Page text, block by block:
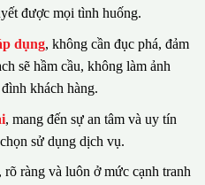
được mọi tình huống.
dụng, không cần đục phá, đảm
sẽ hầm cầu, không làm ảnh
khách hàng.
, mang đến sự an tâm và uy tín
sử dụng dịch vụ.
rõ ràng và luôn ở mức cạnh tranh